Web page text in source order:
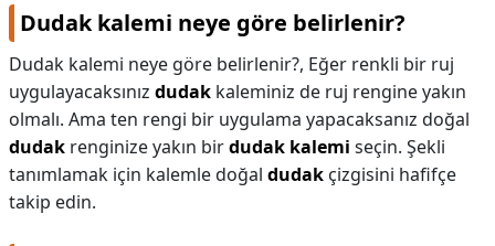
Dudak kalemi neye göre belirlenir?
Dudak kalemi neye göre belirlenir?, Eğer renkli bir ruj
uygulayacaksınız dudak kaleminiz de ruj rengine yakın
olmalı. Ama ten rengi bir uygulama yapacaksanız doğal
dudak renginize yakın birdudak kalemi seçin. Şekli
tanımlamak için kalemle doğal dudak çizgisini hafifçe
takip edin.